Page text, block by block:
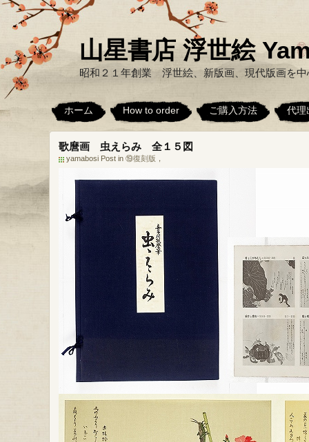
山星書店 浮世絵
昭和２１年創業 浮世絵、新版画、現代版画を
ホーム How to order ご購入方法 代理
歌麿画 虫えらみ 全１５図
yamabosi Post in ⑲復刻版 ，